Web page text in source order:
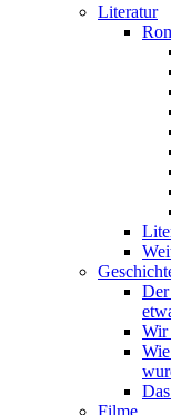
Literatur
Der
Wir
Filme